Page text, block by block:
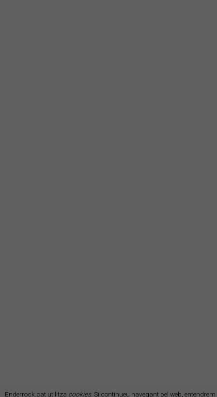
Enderrock.cat utilitza cookies. Si continueu navegant pel web,